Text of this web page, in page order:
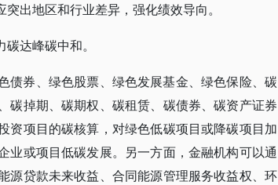
出地区和行业差异，强化绩效导向。
达峰碳中和。
债券、绿色股票、绿色发展基金、绿色保险、碳
碳掉期、碳期权、碳租赁、碳债券、碳资产证券
资项目的碳核算，对绿色低碳项目或降碳项目加
业或项目低碳发展。另一方面，金融机构可以通
源贷款未来收益、合同能源管理服务收益权、环